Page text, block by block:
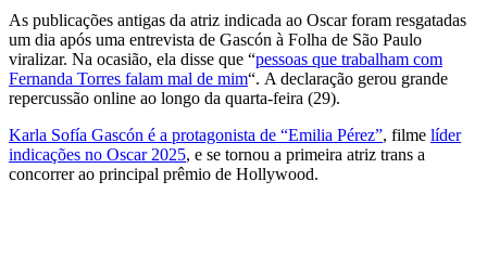
As publicações antigas da atriz indicada ao Oscar foram resgatadas
um dia após uma entrevista de Gascón à Folha de São Paulo
viralizar. Na ocasião, ela disse que “pessoas que trabalham com
Fernanda Torres falam mal de mim“. A declaração gerou grande
repercussão online ao longo da quarta-feira (29).
Karla Sofía Gascón é a protagonista de “Emilia Pérez”, filme líder
indicações no Oscar 2025, e se tornou a primeira atriz trans a
concorrer ao principal prêmio de Hollywood.